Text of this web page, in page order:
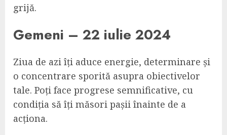
grijă.
Gemeni – 22 iulie 2024
Ziua de azi îți aduce energie, determinare și
o concentrare sporită asupra obiectivelor
tale. Poți face progrese semnificative, cu
condiția să îți măsori pașii înainte de a
acționa.